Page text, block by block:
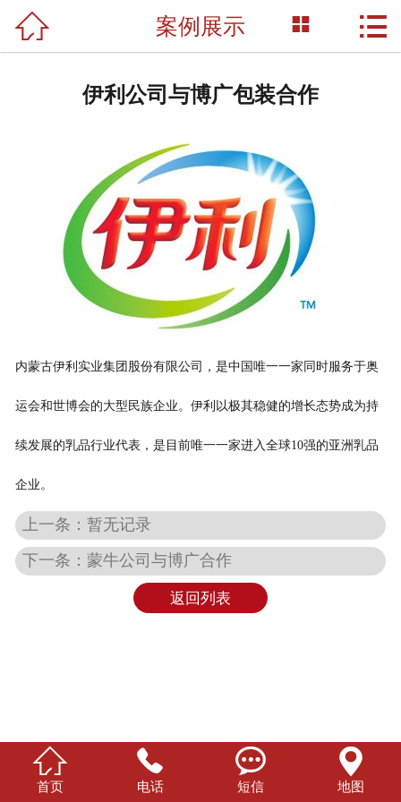
网站首页
新闻资讯
荣誉资质
成功案例
技术支持
 案例展示  
伊利公司与博广包装合作
内蒙古伊利实业集团股份有限公司，是中国唯一一家同时服务于奥
运会和世博会的大型民族企业。伊利以极其稳健的增长态势成为持
续发展的乳品行业代表，是目前唯一一家进入全球10强的亚洲乳品
企业。
上一条：暂无记录
下一条：蒙牛公司与博广合作
返回列表

首页

电话

短信

地图